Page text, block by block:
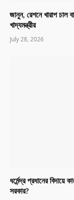
জানুন, রেশনে খারাপ চাল
খাদ্যমন্ত্রীর
July 28, 2026
ধর্মেন্দ্র প্রধানের
সরকার?